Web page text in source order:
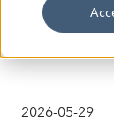
2026-05-29